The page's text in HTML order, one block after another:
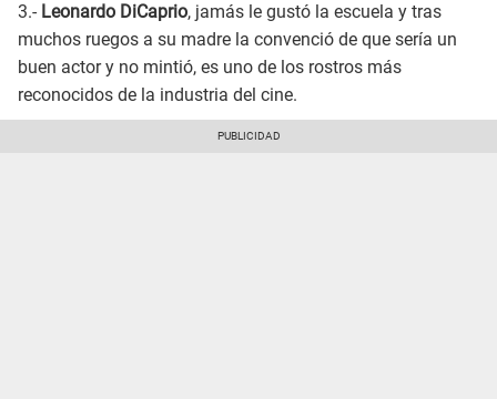
3.- Leonardo DiCaprio, jamás le gustó la escuela y tras
muchos ruegos a su madre la convenció de que sería un
buen actor y no mintió, es uno de los rostros más
reconocidos de la industria del cine.